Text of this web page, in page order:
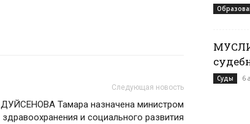
Следующая новость
ДУЙСЕНОВА Тамара назначена министром
здравоохранения и социального развития
Суды 6